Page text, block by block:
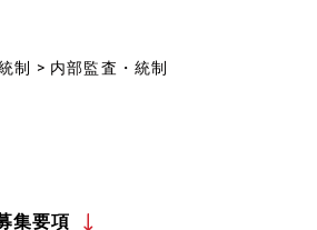
制 > 内部監査・統制
集要項